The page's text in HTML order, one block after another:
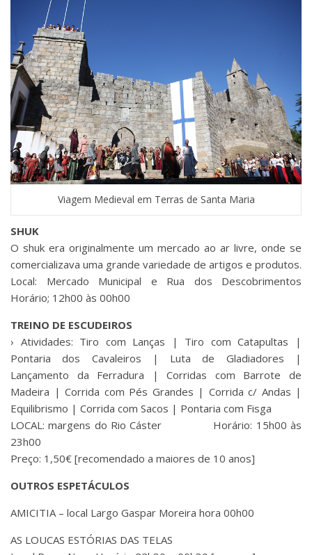
Viagem Medieval em Terras de Santa Maria
SHUK
O shuk era originalmente um mercado ao ar livre, onde se
comercializava uma grande variedade de artigos e produtos.
Local: Mercado Municipal e Rua dos Descobrimentos
Horário; 12h00 às 00h00
TREINO DE ESCUDEIROS
› Atividades: Tiro com Lanças | Tiro com Catapultas |
Pontaria dos Cavaleiros | Luta de Gladiadores |
Lançamento da Ferradura | Corridas com Barrote de
Madeira | Corrida com Pés Grandes | Corrida c/ Andas |
Equilibrismo | Corrida com Sacos | Pontaria com Fisga
LOCAL: margens do Rio Cáster Horário: 15h00 às
23h00
Preço: 1,50€ [recomendado a maiores de 10 anos]
OUTROS ESPETÁCULOS
AMICITIA – local Largo Gaspar Moreira hora 00h00
AS LOUCAS ESTÓRIAS DAS TELAS